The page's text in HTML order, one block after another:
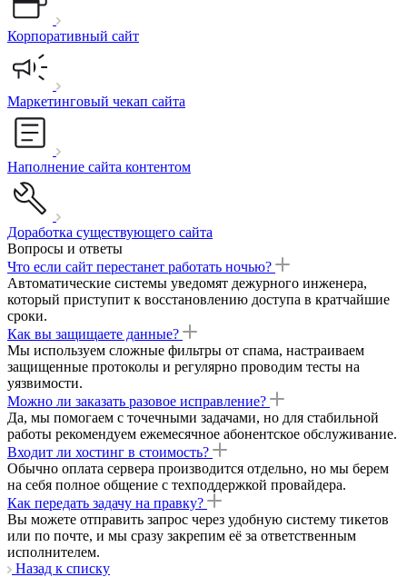
Корпоративный сайт
Маркетинговый чекап сайта
Наполнение сайта контентом
Доработка существующего сайта
Вопросы и ответы
Что если сайт перестанет работать ночью?
Автоматические системы уведомят дежурного инженера,
который приступит к восстановлению доступа в кратчайшие
сроки.
Как вы защищаете данные?
Мы используем сложные фильтры от спама, настраиваем
защищенные протоколы и регулярно проводим тесты на
уязвимости.
Можно ли заказать разовое исправление?
Да, мы помогаем с точечными задачами, но для стабильной
работы рекомендуем ежемесячное абонентское обслуживание.
Входит ли хостинг в стоимость?
Обычно оплата сервера производится отдельно, но мы берем
на себя полное общение с техподдержкой провайдера.
Как передать задачу на правку?
Вы можете отправить запрос через удобную систему тикетов
или по почте, и мы сразу закрепим её за ответственным
исполнителем.
Назад к списку